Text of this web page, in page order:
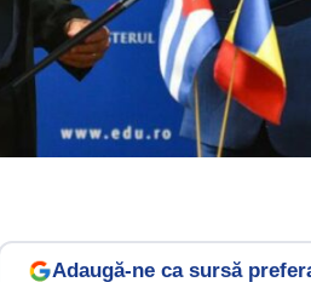
Adaugă-ne ca sursă